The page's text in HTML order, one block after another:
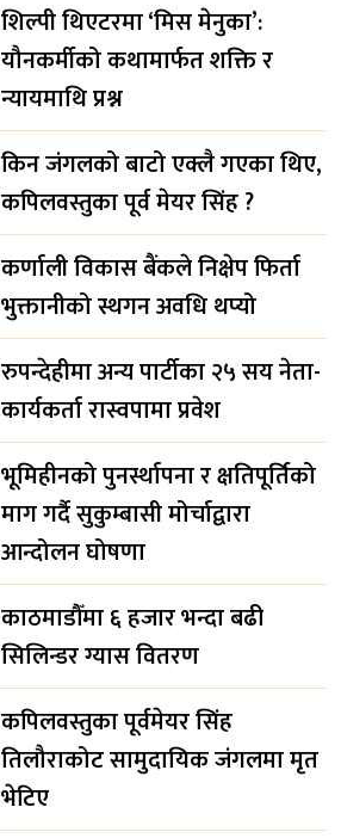
शिल्पी थिएटरमा ‘मिस मेनुका’:
यौनकर्मीको कथामार्फत शक्ति र
न्यायमाथि प्रश्न
किन जंगलको बाटो एक्लै गएका थिए,
कपिलवस्तुका पूर्व मेयर सिंह ?
कर्णाली विकास बैंकले निक्षेप फिर्ता
भुक्तानीको स्थगन अवधि थप्यो
रुपन्देहीमा अन्य पार्टीका २५ सय नेता-
कार्यकर्ता रास्वपामा प्रवेश
भूमिहीनको पुनर्स्थापना र क्षतिपूर्तिको
माग गर्दै सुकुम्बासी मोर्चाद्वारा
आन्दोलन घोषणा
काठमाडौँमा ६ हजार भन्दा बढी
सिलिन्डर ग्यास वितरण
कपिलवस्तुका पूर्वमेयर सिंह
तिलौराकोट सामुदायिक जंगलमा मृत
भेटिए